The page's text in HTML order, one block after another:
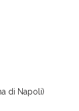
di Napoli)